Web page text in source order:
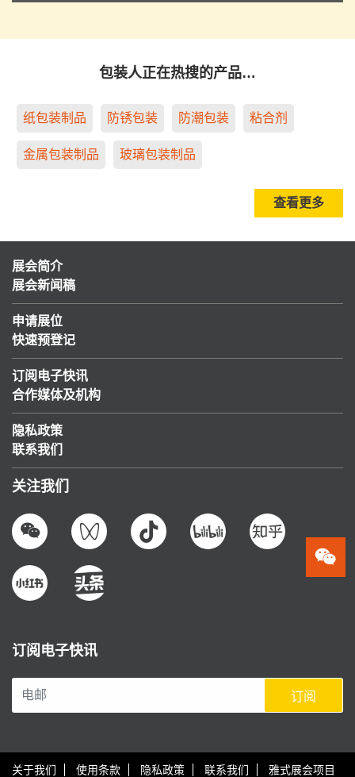
包装人正在热搜的产品…
纸包装制品 防锈包装 防潮包装 粘合剂
金属包装制品 玻璃包装制品
查看更多
展会简介
展会新闻稿
申请展位
快速预登记
订阅电子快讯
合作媒体及机构
隐私政策
联系我们
关注我们
订阅电子快讯
订阅
关于我们 使用条款 隐私政策 联系我们 雅式展会项目